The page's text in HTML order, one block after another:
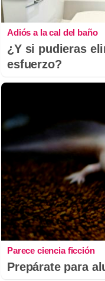
Adiós a la cal del baño
¿Y si pudieras
esfuerzo?
Parece ciencia ficción
Prepárate para